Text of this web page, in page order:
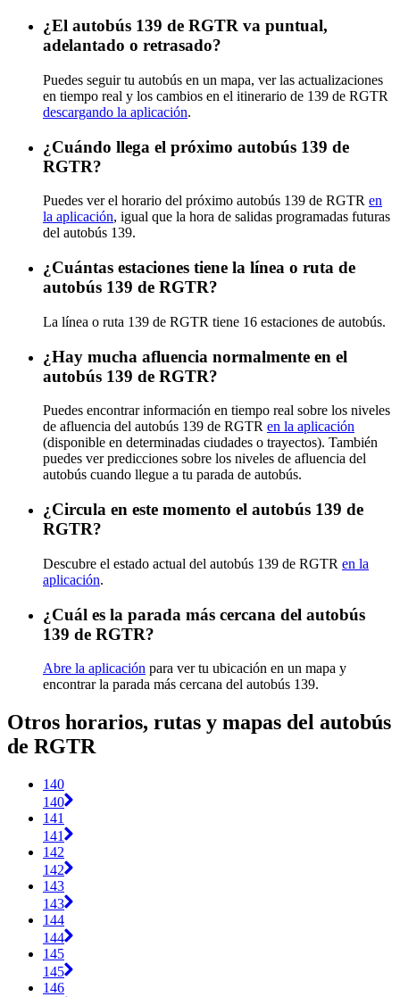
¿El autobús 139 de RGTR va puntual,
adelantado o retrasado?
Puedes seguir tu autobús en un mapa, ver las actualizaciones
en tiempo real y los cambios en el itinerario de 139 de RGTR
descargando la aplicación.
¿Cuándo llega el próximo autobús 139 de
RGTR?
Puedes ver el horario del próximo autobús 139 de RGTR en
la aplicación, igual que la hora de salidas programadas futuras
del autobús 139.
¿Cuántas estaciones tiene la línea o ruta de
autobús 139 de RGTR?
La línea o ruta 139 de RGTR tiene 16 estaciones de autobús.
¿Hay mucha afluencia normalmente en el
autobús 139 de RGTR?
Puedes encontrar información en tiempo real sobre los niveles
de afluencia del autobús 139 de RGTR en la aplicación
(disponible en determinadas ciudades o trayectos). También
puedes ver predicciones sobre los niveles de afluencia del
autobús cuando llegue a tu parada de autobús.
¿Circula en este momento el autobús 139 de
RGTR?
Descubre el estado actual del autobús 139 de RGTR en la
aplicación.
¿Cuál es la parada más cercana del autobús
139 de RGTR?
Abre la aplicación para ver tu ubicación en un mapa y
encontrar la parada más cercana del autobús 139.
Otros horarios, rutas y mapas del autobús
de RGTR
140
140
141
141
142
142
143
143
144
144
145
145
146